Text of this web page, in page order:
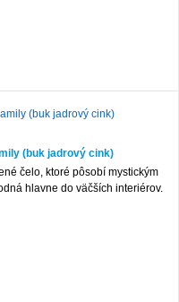
(buk jadrový cink)
čelo, ktoré pôsobí mystickým
hlavne do väčších interiérov.